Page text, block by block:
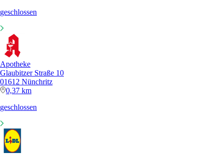
geschlossen
Apotheke
Glaubitzer Straße 10
01612 Nünchritz
0,37 km
geschlossen